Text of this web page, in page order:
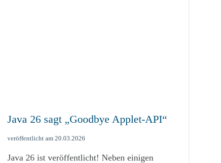
Java 26 sagt „Goodbye Applet-API“
veröffentlicht am 20.03.2026
Java 26 ist veröffentlicht! Neben einigen